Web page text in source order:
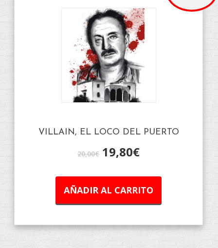
VILLAIN, EL LOCO DEL PUERTO
20,00€ 19,80€
AÑADIR AL CARRITO